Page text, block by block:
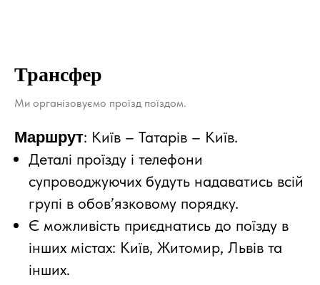
Трансфер
Ми організовуємо проїзд поїздом.
Маршрут: Київ – Татарів – Київ.
Деталі проїзду і телефони
супроводжуючих будуть надаватись всій
групі в обов’язковому порядку.
Є можливість приєднатись до поїзду в
інших містах: Київ, Житомир, Львів та
інших.